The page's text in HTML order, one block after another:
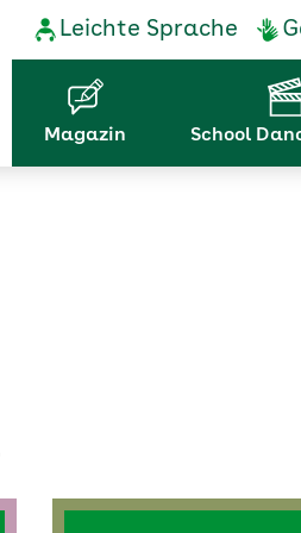
Leichte Sprache
Hauptnavigation
Magazin School